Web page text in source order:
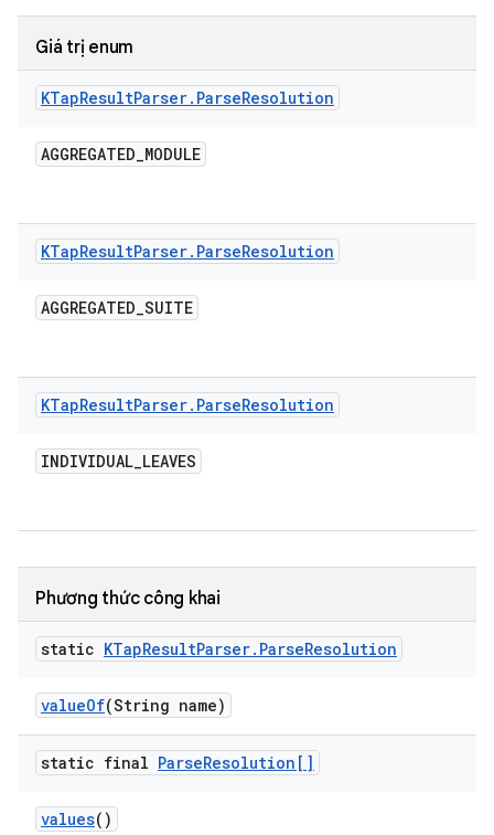
Giá trị enum
KTapResultParser. ParseResolution
AGGREGATED_MODULE
KTapResultParser. ParseResolution
AGGREGATED_SUITE
KTapResultParser. ParseResolution
INDIVIDUAL_LEAVES
Phương thức công khai
static KTapResultParser. ParseResolution
valueOf(String name)
static final ParseResolution[]
values()